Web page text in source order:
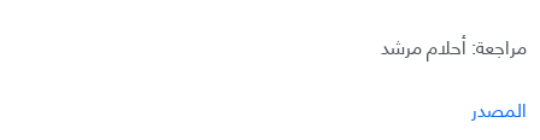
مراجعة: أحلام مرشد
المصدر